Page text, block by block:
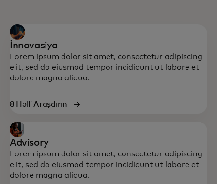
İnnovasiya
Lorem ipsum dolor sit amet, consectetur adipiscing
elit, sed do eiusmod tempor incididunt ut labore et
dolore magna aliqua.
8 Həlli Araşdırın
Advisory
Lorem ipsum dolor sit amet, consectetur adipiscing
elit, sed do eiusmod tempor incididunt ut labore et
dolore magna aliqua.